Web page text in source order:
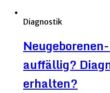
Diagnostik
auffällig?
erhalten?